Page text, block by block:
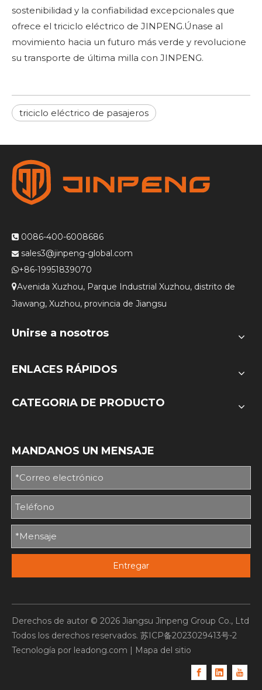
sostenibilidad y la confiabilidad excepcionales que
ofrece el triciclo eléctrico de JINPENG.Únase al
movimiento hacia un futuro más verde y revolucione
su transporte de última milla con JINPENG.
triciclo eléctrico de pasajeros
 0086-400-6008686
 sales3@jinpeng-global.com
+86-19951839070
Avenida Xuzhou, Parque Industrial Xuzhou, distrito de
Jiawang, Xuzhou, provincia de Jiangsu
Unirse a nosotros
ENLACES RÁPIDOS
CATEGORIA DE PRODUCTO
MANDANOS UN MENSAJE
Entregar
Derechos de autor © 2026 Jiangsu Jinpeng Group Co., Ltd
Todos los derechos reservados. 苏ICP备2023029413号-2
Tecnología por leadong.com | Mapa del sitio